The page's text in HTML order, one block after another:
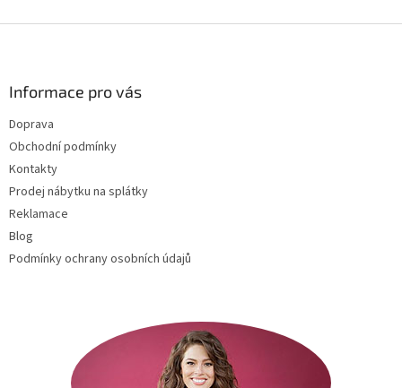
Informace pro vás
Doprava
Obchodní podmínky
Kontakty
Prodej nábytku na splátky
Reklamace
Blog
Podmínky ochrany osobních údajů